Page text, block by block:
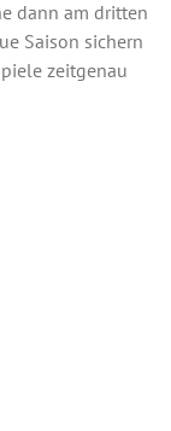
dann am dritten
Saison sichern
zeitgenau